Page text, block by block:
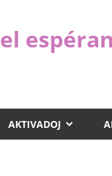
AKTIVADOJ